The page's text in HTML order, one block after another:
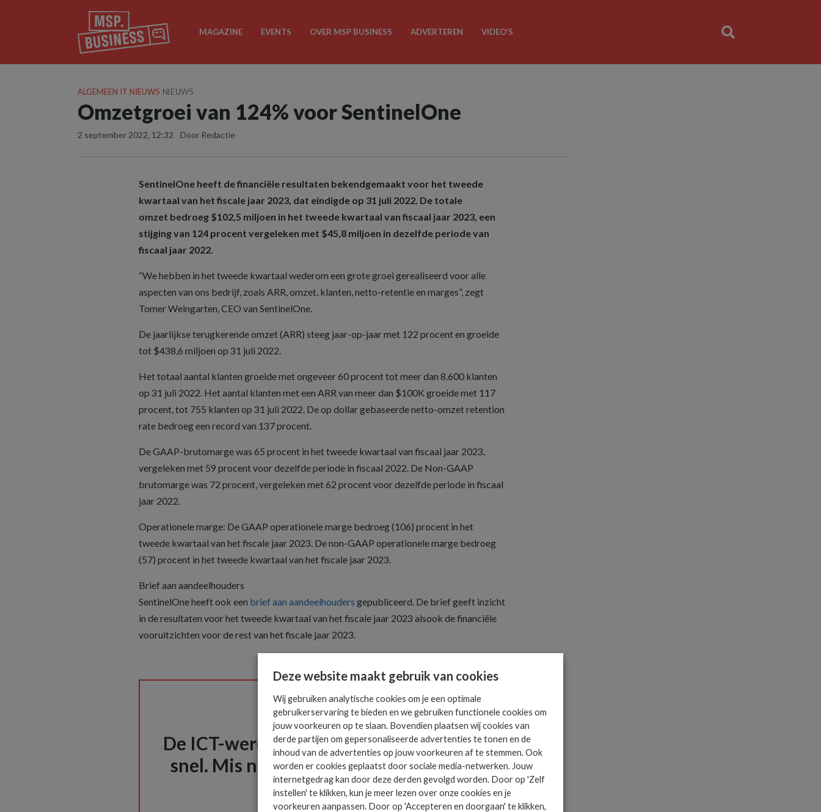
MAGAZINE EVENTS OVER MSP BUSINESS ADVERTEREN VIDEO’S
ALGEMEEN IT NIEUWS NIEUWS
Omzetgroei van 124% voor SentinelOne
2 september 2022, 12:32 Door Redactie
SentinelOne heeft de financiële resultaten bekendgemaakt voor het tweede
kwartaal van het fiscale jaar 2023, dat eindigde op 31 juli 2022. De totale
omzet bedroeg $102,5 miljoen in het tweede kwartaal van fiscaal jaar 2023, een
stijging van 124 procent vergeleken met $45,8 miljoen in dezelfde periode van
fiscaal jaar 2022.
“We hebben in het tweede kwartaal wederom een grote groei gerealiseerd voor alle
aspecten van ons bedrijf, zoals ARR, omzet, klanten, netto-retentie en marges”, zegt
Tomer Weingarten, CEO van SentinelOne.
De jaarlijkse terugkerende omzet (ARR) steeg jaar-op-jaar met 122 procent en groeide
tot $438,6 miljoen op 31 juli 2022.
Het totaal aantal klanten groeide met ongeveer 60 procent tot meer dan 8.600 klanten
op 31 juli 2022. Het aantal klanten met een ARR van meer dan $100K groeide met 117
procent, tot 755 klanten op 31 juli 2022. De op dollar gebaseerde netto-omzet retention
rate bedroeg een record van 137 procent.
De GAAP-brutomarge was 65 procent in het tweede kwartaal van fiscaal jaar 2023,
vergeleken met 59 procent voor dezelfde periode in fiscaal 2022. De Non-GAAP
brutomarge was 72 procent, vergeleken met 62 procent voor dezelfde periode in fiscaal
jaar 2022.
Operationele marge: De GAAP operationele marge bedroeg (106) procent in het
tweede kwartaal van het fiscale jaar 2023. De non-GAAP operationele marge bedroeg
(57) procent in het tweede kwartaal van het fiscale jaar 2023.
Brief aan aandeelhouders
SentinelOne heeft ook een brief aan aandeelhouders gepubliceerd. De brief geeft inzicht
in de resultaten voor het tweede kwartaal van het fiscale jaar 2023 alsook de financiële
vooruitzichten voor de rest van het fiscale jaar 2023.
De ICT-wereld is
snel. Mis niets.
Het allerlaatste ICT
nieuws in jouw mailbox
AANMELDEN
Deze website maakt gebruik van cookies
Wij gebruiken analytische cookies om je een optimale
gebruikerservaring te bieden en we gebruiken functionele cookies om
jouw voorkeuren op te slaan. Bovendien plaatsen wij cookies van
derde partijen om gepersonaliseerde advertenties te tonen en de
inhoud van de advertenties op jouw voorkeuren af te stemmen. Ook
worden er cookies geplaatst door sociale media-netwerken. Jouw
internetgedrag kan door deze derden gevolgd worden. Door op 'Zelf
instellen' te klikken, kun je meer lezen over onze cookies en je
voorkeuren aanpassen. Door op 'Accepteren en doorgaan' te klikken,